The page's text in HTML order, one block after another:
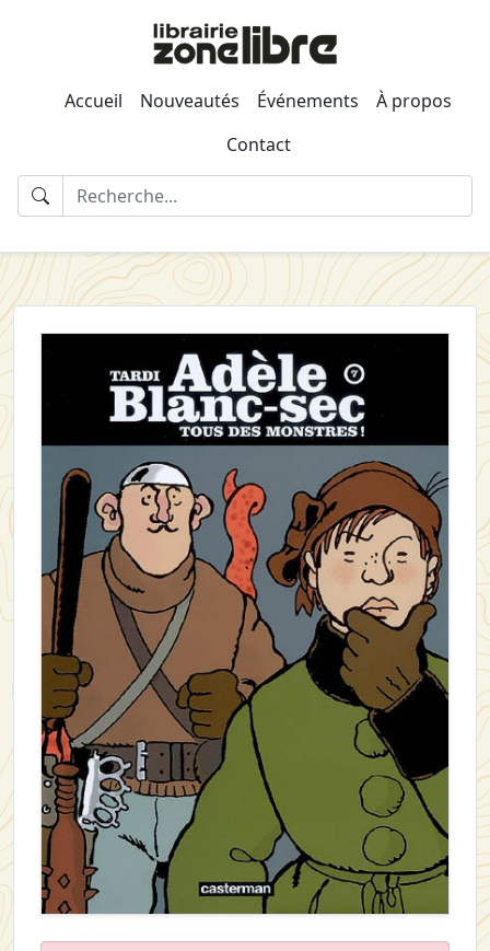
Accueil Nouveautés Événements
À propos
Contact